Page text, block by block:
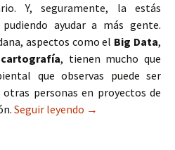
Y, seguramente, la estás
pudiendo ayudar a más gente.
aspectos como el Big Data,
cartografía, tienen mucho que
que observas puede ser
personas en proyectos de
Seguir leyendo Cartografía de
→